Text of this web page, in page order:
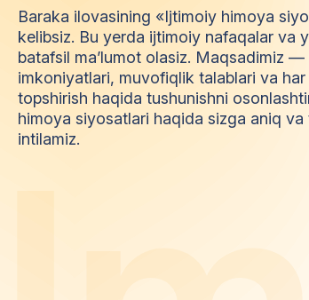
Baraka ilovasining «Ijtimoiy himoya
kelibsiz. Bu yerda ijtimoiy nafaqalar va
batafsil ma’lumot olasiz. Maqsadimiz
imkoniyatlari, muvofiqlik talablari va
topshirish haqida tushunishni
himoya siyosatlari haqida sizga aniq va
intilamiz.